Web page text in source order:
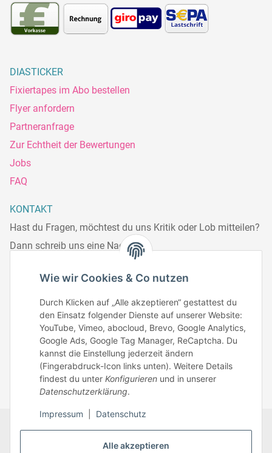
Alle akzeptieren
Wie wir Cookies & Co nutzen
Durch Klicken auf „Alle akzeptieren“ gestattest du
den Einsatz folgender Dienste auf unserer Website:
YouTube, Vimeo, abocloud, Brevo, Google Analytics,
Google Ads, Google Tag Manager, ReCaptcha. Du
kannst die Einstellung jederzeit ändern
(Fingerabdruck-Icon links unten). Weitere Details
findest du unter Konfigurieren und in unserer
Datenschutzerklärung.
Impressum Datenschutz
DIASTICKER
Fixiertapes im Abo bestellen
Flyer anfordern
Partneranfrage
Zur Echtheit der Bewertungen
Jobs
FAQ
KONTAKT
Hast du Fragen, möchtest du uns Kritik oder Lob mitteilen?
Dann schreib uns eine Nachricht.
Telefonisch erreichst du uns:
Telefonnr.: 0951/70045771
Zum Kontakt
Datenschutz AGB
Zahlungsmöglichkeiten
Versandinformationen